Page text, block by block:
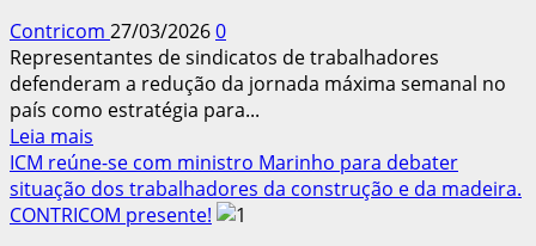
sobre
saúde
mental
Contricom 27/03/20260
Representantes de sindicatos de trabalhadores
defenderam a redução da jornada máxima semanal no
país como estratégia para...
Leia mais
mais
sobre
Sindicatos
ICM reúne-se com ministro Marinho para debater
situação dos trabalhadores da construção e da madeira.
CONTRICOM presente!